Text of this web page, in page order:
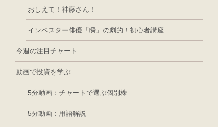
おしえて！神藤さん！
インベスター俳優「瞬」の劇的！初心者講座
今週の注目チャート
動画で投資を学ぶ
5分動画：チャートで選ぶ個別株
5分動画：用語解説